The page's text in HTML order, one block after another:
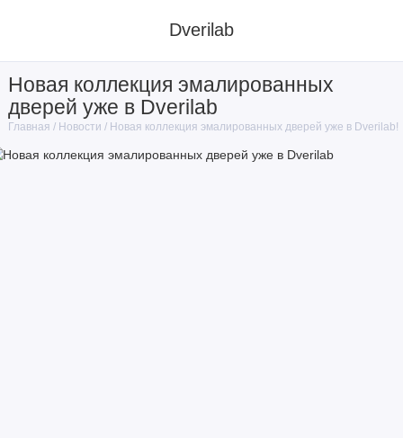
Dverilab
Новая коллекция эмалированных
дверей уже в Dverilab
Главная Новости Новая коллекция эмалированных дверей уже в Dverilab!